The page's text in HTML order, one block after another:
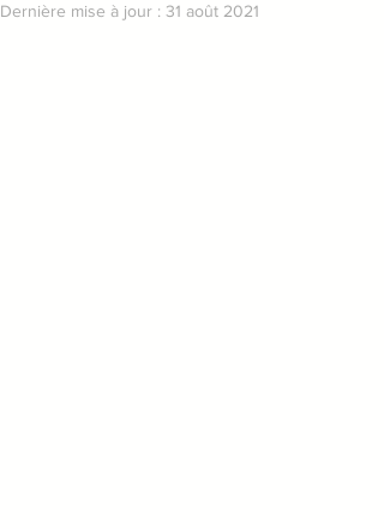
Dernière mise à jour : 31 août 2021